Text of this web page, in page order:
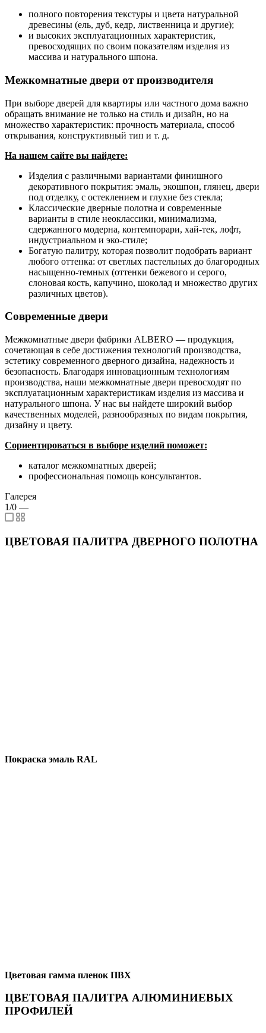
полного повторения текстуры и цвета натуральной
древесины (ель, дуб, кедр, лиственница и другие);
и высоких эксплуатационных характеристик,
превосходящих по своим показателям изделия из
массива и натурального шпона.
Межкомнатные двери от производителя
При выборе дверей для квартиры или частного дома важно
обращать внимание не только на стиль и дизайн, но на
множество характеристик: прочность материала, способ
открывания, конструктивный тип и т. д.
На нашем сайте вы найдете:
Изделия с различными вариантами финишного
декоративного покрытия: эмаль, экошпон, глянец, двери
под отделку, с остеклением и глухие без стекла;
Классические дверные полотна и современные
варианты в стиле неоклассики, минимализма,
сдержанного модерна, контемпорари, хай-тек, лофт,
индустриальном и эко-стиле;
Богатую палитру, которая позволит подобрать вариант
любого оттенка: от светлых пастельных до благородных
насыщенно-темных (оттенки бежевого и серого,
слоновая кость, капучино, шоколад и множество других
различных цветов).
Современные двери
Межкомнатные двери фабрики ALBERO — продукция,
сочетающая в себе достижения технологий производства,
эстетику современного дверного дизайна, надежность и
безопасность. Благодаря инновационным технологиям
производства, наши межкомнатные двери превосходят по
эксплуатационным характеристикам изделия из массива и
натурального шпона. У нас вы найдете широкий выбор
качественных моделей, разнообразных по видам покрытия,
дизайну и цвету.
Сориентироваться в выборе изделий поможет:
каталог межкомнатных дверей;
профессиональная помощь консультантов.
Галерея
1/0 —
ЦВЕТОВАЯ ПАЛИТРА ДВЕРНОГО ПОЛОТНА
Покраска эмаль RAL
Цветовая гамма пленок ПВХ
ЦВЕТОВАЯ ПАЛИТРА АЛЮМИНИЕВЫХ
ПРОФИЛЕЙ